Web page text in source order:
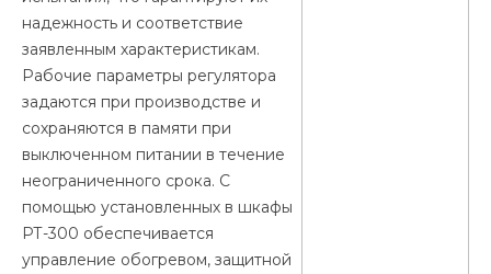
надежность и соответствие
заявленным характеристикам.
Рабочие параметры регулятора
задаются при производстве и
сохраняются в памяти при
выключенном питании в течение
неограниченного срока. С
помощью установленных в шкафы
РТ-300 обеспечивается
управление обогревом, защитной